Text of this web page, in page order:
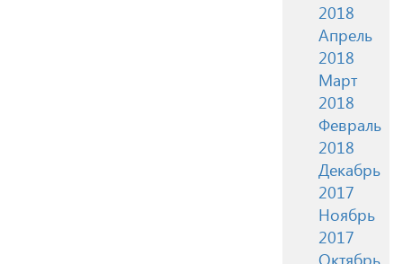
2018
Апрель
2018
Март
2018
Февраль
2018
Декабрь
2017
Ноябрь
2017
Октябрь